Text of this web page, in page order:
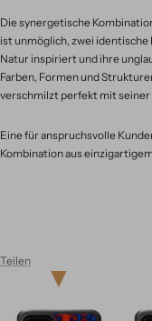
Die synergetische
ist unmöglich, zwei identische
Natur inspiriert und ihre
Farben, Formen und
verschmilzt perfekt mit seiner
Eine für anspruchsvolle
Kombination aus
Teilen